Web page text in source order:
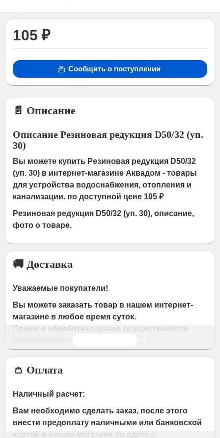
105 ₽
Сообщить о поступлении
📄 Описание
Описание Резиновая редукция D50/32 (уп.
30)
Вы можете купить Резиновая редукция D50/32
(уп. 30) в интернет-магазине Аквадом - товары
для устройства водоснабжения, отопления и
канализации. по доступной цене 105 ₽
Резиновая редукция D50/32 (уп. 30), описание,
фото о товаре.
🚚 Доставка
Уважаемые покупатели!
Вы можете заказать товар в нашем интернет-
магазине в любое время суток.
Прием и обработка заказов осуществляется
Время работы магазина:
с 09:00 дo 19:00
часа с Вами свяжется наш менеджер для
подтверждения и уточнения заказа.
👛 Оплата
Наличный расчет:
Вам необходимо сделать заказ, после этого
внести предоплату наличными или банковской
картой в нашем магазине по адресу: